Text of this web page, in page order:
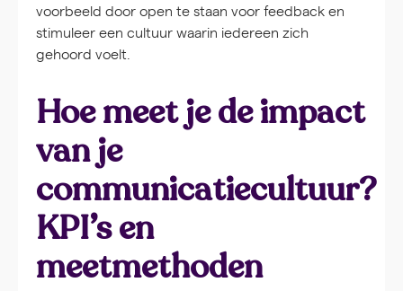
voorbeeld door open te staan voor feedback en
stimuleer een cultuur waarin iedereen zich
gehoord voelt.
Hoe meet je de impact
van je
communicatiecultuur?
KPI’s en
meetmethoden